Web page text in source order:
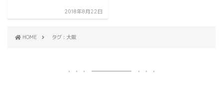
2018年8月22日
HOME タグ : 大阪